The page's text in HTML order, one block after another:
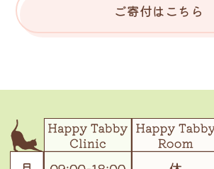
ご寄付はこちら